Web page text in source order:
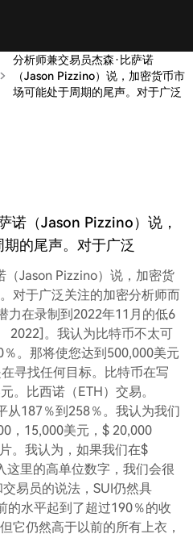
分析师兼交易员杰森·比萨诺
（Jason Pizzino）说，加密货币市
场可能处于周期的尾声。对于广泛
诺（Jason Pizzino）说，
的尾声。对于广泛
Jason Pizzino）说，加密货
对于广泛关注的加密分析师而
力在录制到2022年11月的低6
2022]。我认为比特币不太可
。那将使您达到500,000美元
寻找任何目标。比特币在写
。比西诺（ETH）交易。
从187％到258％。我认为我们
，15,000美元，$ 20,000
。我认为，如果我们在$
这里的高单位数字，我们会很
易员的说法，SUI仍然具
的水平起到了超过190％的收
它仍然高于以前的所有上衣，